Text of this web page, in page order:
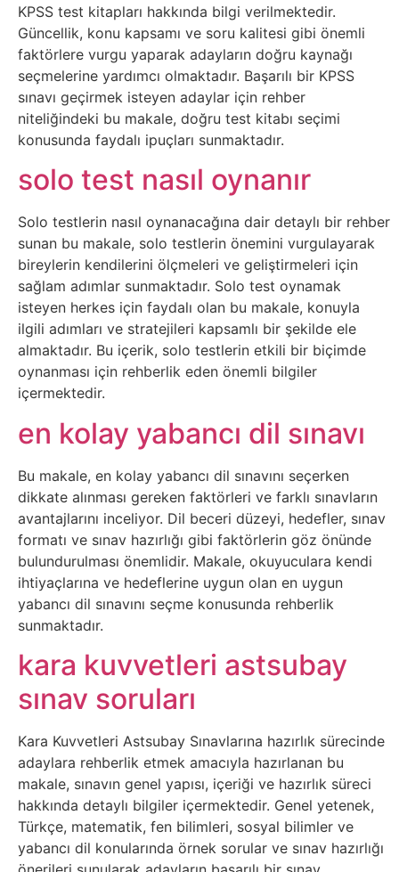
E-
Devlet
Eğitim
Elektronik
Cihazlar
Facebook
Felsefe
Finans
Genel
Gezi
Gizem
Grafik
&
Tasarım
Güvenlik
Haber
Hayvanlar
Hobi
Hosting
Hukuk
KPSS test kitapları hakkında bilgi verilmektedir.
Güncellik, konu kapsamı ve soru kalitesi gibi önemli
faktörlere vurgu yaparak adayların doğru kaynağı
seçmelerine yardımcı olmaktadır. Başarılı bir KPSS
sınavı geçirmek isteyen adaylar için rehber
niteliğindeki bu makale, doğru test kitabı seçimi
konusunda faydalı ipuçları sunmaktadır.
solo test nasıl oynanır
Solo testlerin nasıl oynanacağına dair detaylı bir rehber
sunan bu makale, solo testlerin önemini vurgulayarak
bireylerin kendilerini ölçmeleri ve geliştirmeleri için
sağlam adımlar sunmaktadır. Solo test oynamak
isteyen herkes için faydalı olan bu makale, konuyla
ilgili adımları ve stratejileri kapsamlı bir şekilde ele
almaktadır. Bu içerik, solo testlerin etkili bir biçimde
oynanması için rehberlik eden önemli bilgiler
içermektedir.
en kolay yabancı dil sınavı
Bu makale, en kolay yabancı dil sınavını seçerken
dikkate alınması gereken faktörleri ve farklı sınavların
avantajlarını inceliyor. Dil beceri düzeyi, hedefler, sınav
formatı ve sınav hazırlığı gibi faktörlerin göz önünde
bulundurulması önemlidir. Makale, okuyuculara kendi
ihtiyaçlarına ve hedeflerine uygun olan en uygun
yabancı dil sınavını seçme konusunda rehberlik
sunmaktadır.
kara kuvvetleri astsubay
sınav soruları
Kara Kuvvetleri Astsubay Sınavlarına hazırlık sürecinde
adaylara rehberlik etmek amacıyla hazırlanan bu
makale, sınavın genel yapısı, içeriği ve hazırlık süreci
hakkında detaylı bilgiler içermektedir. Genel yetenek,
Türkçe, matematik, fen bilimleri, sosyal bilimler ve
yabancı dil konularında örnek sorular ve sınav hazırlığı